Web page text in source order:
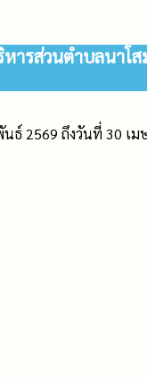
ารส่วนตำบลนาโ
ธ์ 2569 ถึงวันที่ 30 เม